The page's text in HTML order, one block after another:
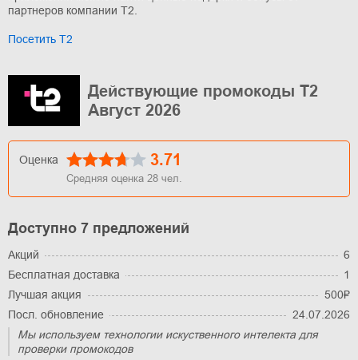
партнеров компании T2.
Посетить T2
Действующие промокоды T2
Август 2026
Оценка 3.71
Средняя оценка 28 чел.
Доступно 7 предложений
Акций
6
Бесплатная доставка
1
Лучшая акция
500₽
Посл. обновление
24.07.2026
Мы используем технологии искуственного интелекта для
проверки промокодов